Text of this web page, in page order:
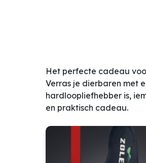
Het perfecte cadeau
Verras je dierbaren met
hardloopliefhebber is,
en praktisch cadeau.